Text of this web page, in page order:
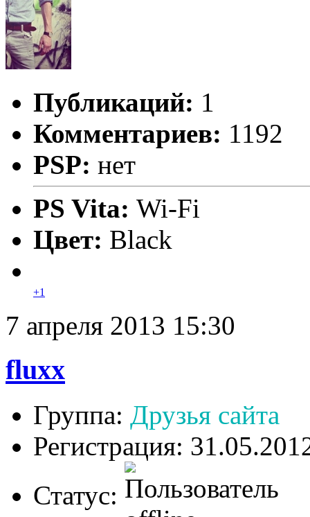
Публикаций: 1
Комментариев: 1192
PSP: нет
PS Vita: Wi-Fi
Цвет: Black
+1
7 апреля 2013 15:30
fluxx
Группа: Друзья сайта
Регистрация:
Статус: